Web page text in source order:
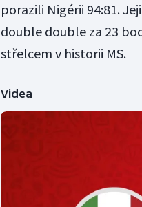
porazili Nigérii 94:81.
double double za 23
střelcem v historii MS.
Videa